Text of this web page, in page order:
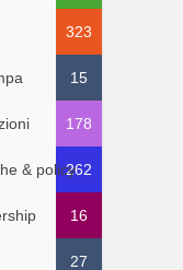
323
15
178
& policy262
16
27